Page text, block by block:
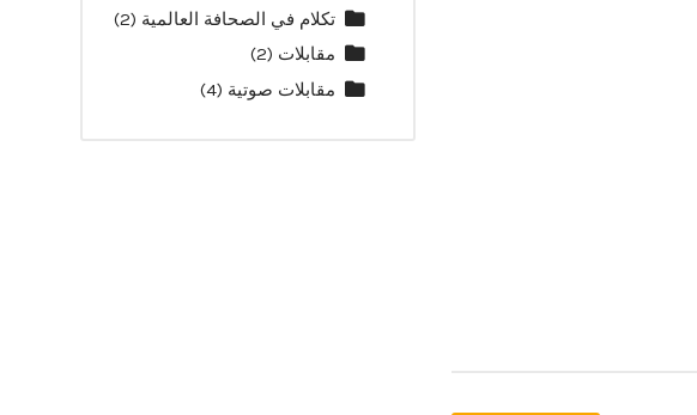
تكلام في الصحافة العالمية (2)
مقابلات (2)
مقابلات صوتية (4)